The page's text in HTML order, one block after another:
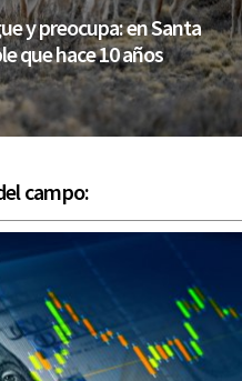
y preocupa: en Santa
que hace 10 años
campo: